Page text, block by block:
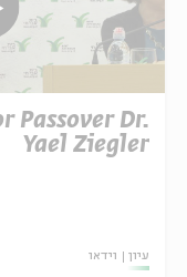
Passover Dr.
Yael Ziegler
עיון וידאו